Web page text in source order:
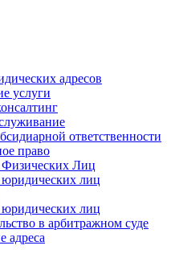
адресов
услуги
ответственности
право
Физических Лиц
юридических лиц
юридических лиц
в арбитражном суде
адреса